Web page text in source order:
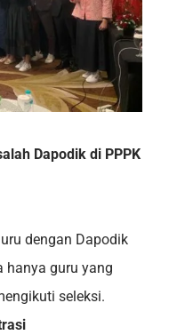
Dapodik di PPPK
dengan Dapodik
hanya guru yang
seleksi.